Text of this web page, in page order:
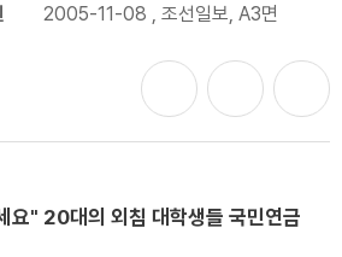
2005-11-08 , 조선일보, A3면
요" 20대의 외침 대학생들 국민연금